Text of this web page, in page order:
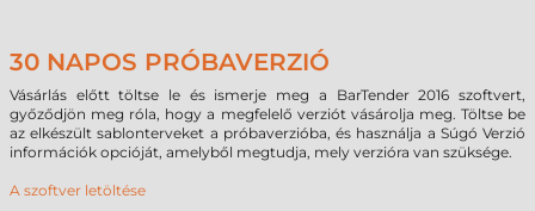
30 NAPOS PRÓBAVERZIÓ
Vásárlás előtt töltse le és ismerje meg a BarTender 2016 szoftvert,
győződjön meg róla, hogy a megfelelő verziót vásárolja meg. Töltse be
az elkészült sablonterveket a próbaverzióba, és használja a Súgó Verzió
információk opcióját, amelyből megtudja, mely verzióra van szüksége.
A szoftver letöltése